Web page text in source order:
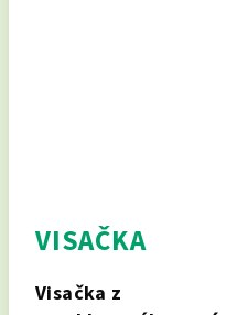
VISAČKA
Visačka z